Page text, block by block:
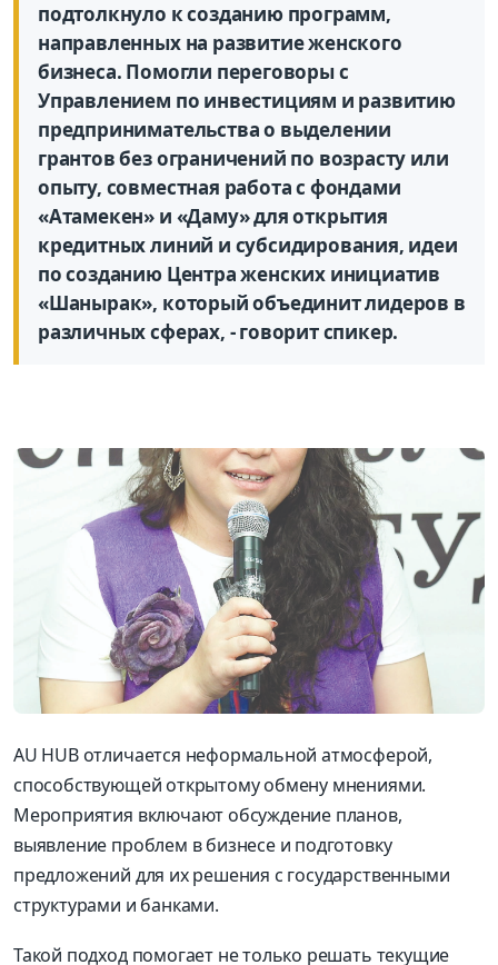
подтолкнуло к созданию программ,
направленных на развитие женского
бизнеса. Помогли переговоры с
Управлением по инвестициям и развитию
предпринимательства о выделении
грантов без ограничений по возрасту или
опыту, совместная работа с фондами
«Атамекен» и «Даму» для открытия
кредитных линий и субсидирования, идеи
по созданию Центра женских инициатив
«Шанырак», который объединит лидеров в
различных сферах, - говорит спикер.
AU HUB отличается неформальной атмосферой,
способствующей открытому обмену мнениями.
Мероприятия включают обсуждение планов,
выявление проблем в бизнесе и подготовку
предложений для их решения с государственными
структурами и банками.
Такой подход помогает не только решать текущие